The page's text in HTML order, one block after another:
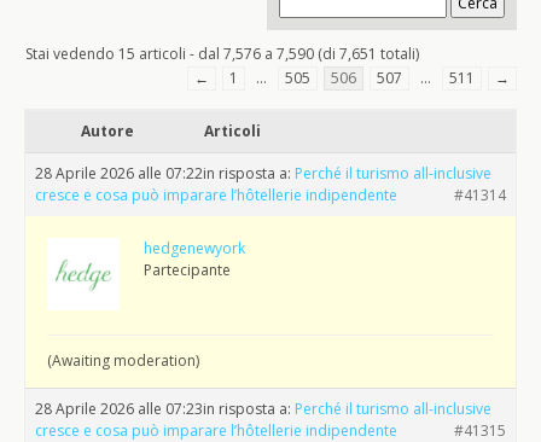
Stai vedendo 15 articoli - dal 7,576 a 7,590 (di 7,651 totali)
←
1 … 505 506 507 … 511 →
Autore Articoli
28 Aprile 2026 alle 07:22in risposta a: Perché il turismo all-inclusive
cresce e cosa può imparare l’hôtellerie indipendente
#41314
hedgenewyork
Partecipante
(Awaiting moderation)
28 Aprile 2026 alle 07:23in risposta a: Perché il turismo all-inclusive
cresce e cosa può imparare l’hôtellerie indipendente
#41315